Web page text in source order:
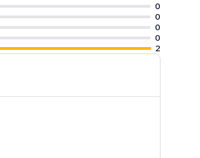
0
0
0
0
2